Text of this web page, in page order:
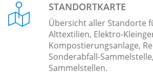
STANDORTKARTE
Übersicht aller Standorte
Alttextilien, Elektro-
Kompostierungsanlage,
Sonderabfall-
Sammelstellen.